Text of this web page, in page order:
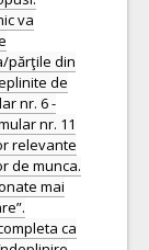
va
părţile din
de
nr. 6 -
nr. 11
relevante
de munca.
mai
ca